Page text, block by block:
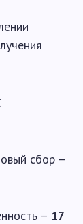
сбор –
– 17